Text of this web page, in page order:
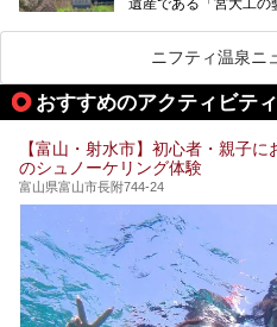
たのでじっくりご紹介
小京都・城端と、とて
ります。
城端の郊外に建つ里山
「桜ヶ池クアガーデン
てみませんか？
ニフティ温泉ニ
おすすめのアクティビテ
【富山・射水市】初心者・親子
のシュノーケリング体験
富山県富山市長附744-24